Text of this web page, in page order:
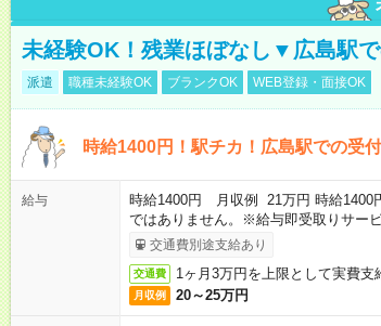
未経験OK！残業ほぼなし▼広島駅
派遣 職種未経験OK ブランクOK WEB登録・面接OK
時給1400円！駅チカ！広島駅での受付
給与
時給1400円 月収例 21万円 時給1400
ではありません。※給与即受取りサー
交通費別途支給あり
交通費 1ヶ月3万円を上限として実費支
月収例 20～25万円